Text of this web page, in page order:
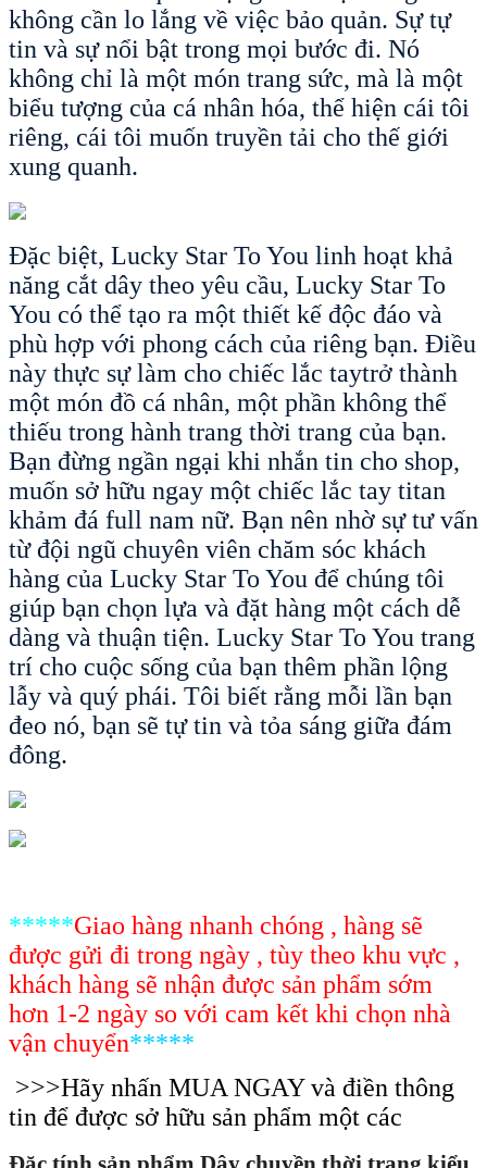
không cần lo lắng về việc bảo quản. Sự tự
tin và sự nổi bật trong mọi bước đi. Nó
không chỉ là một món trang sức, mà là một
biểu tượng của cá nhân hóa, thể hiện cái tôi
riêng, cái tôi muốn truyền tải cho thế giới
xung quanh.
Đặc biệt, Lucky Star To You linh hoạt khả
năng cắt dây theo yêu cầu, Lucky Star To
You có thể tạo ra một thiết kế độc đáo và
phù hợp với phong cách của riêng bạn. Điều
này thực sự làm cho chiếc lắc taytrở thành
một món đồ cá nhân, một phần không thể
thiếu trong hành trang thời trang của bạn.
Bạn đừng ngần ngại khi nhắn tin cho shop,
muốn sở hữu ngay một chiếc lắc tay titan
khảm đá full nam nữ. Bạn nên nhờ sự tư vấn
từ đội ngũ chuyên viên chăm sóc khách
hàng của Lucky Star To You để chúng tôi
giúp bạn chọn lựa và đặt hàng một cách dễ
dàng và thuận tiện. Lucky Star To You trang
trí cho cuộc sống của bạn thêm phần lộng
lẫy và quý phái. Tôi biết rằng mỗi lần bạn
đeo nó, bạn sẽ tự tin và tỏa sáng giữa đám
đông.
*****Giao hàng nhanh chóng , hàng sẽ
được gửi đi trong ngày , tùy theo khu vực ,
khách hàng sẽ nhận được sản phẩm sớm
hơn 1-2 ngày so với cam kết khi chọn nhà
vận chuyển*****
>>>Hãy nhấn MUA NGAY và điền thông
tin để được sở hữu sản phẩm một các